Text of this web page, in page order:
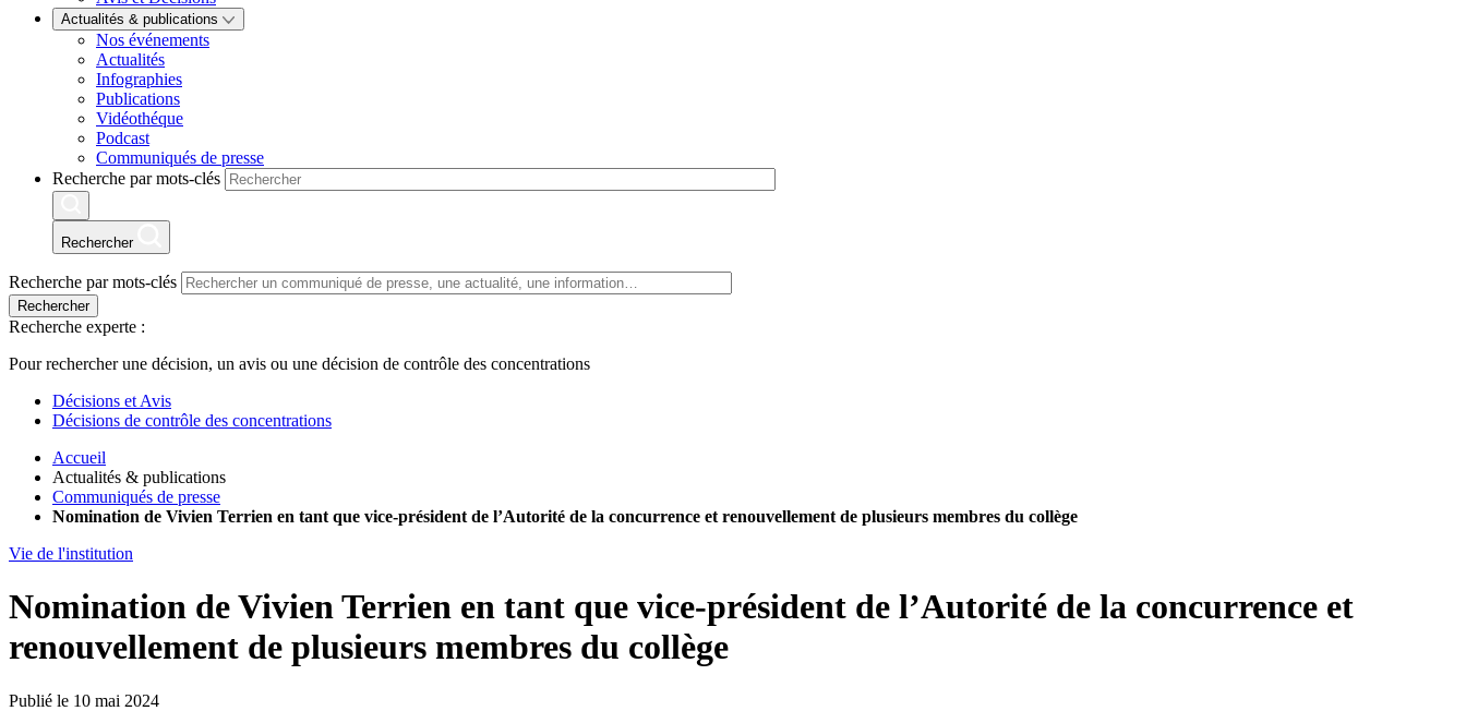
Actualités & publications
Nos événements
Actualités
Infographies
Publications
Vidéothéque
Podcast
Communiqués de presse
Recherche par mots-clés
Rechercher
Recherche par mots-clés
Rechercher
Recherche experte :
Pour rechercher une décision, un avis ou une décision de contrôle des concentrations
Décisions et Avis
Décisions de contrôle des concentrations
Accueil
Actualités & publications
Communiqués de presse
Nomination de Vivien Terrien en tant que vice-président de l’Autorité de la concurrence et renouvellement de plusieurs membres du collège
Vie de l'institution
Nomination de Vivien Terrien en tant que vice-président de l’Autorité de la concurrence et
renouvellement de plusieurs membres du collège
Publié le 10 mai 2024